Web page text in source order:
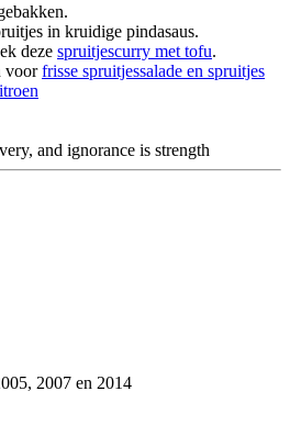
in kruidige pindasaus.
deze spruitjescurry met tofu.
voorfrisse spruitjessalade en spruitjes
and ignorance is strength
2007 en 2014